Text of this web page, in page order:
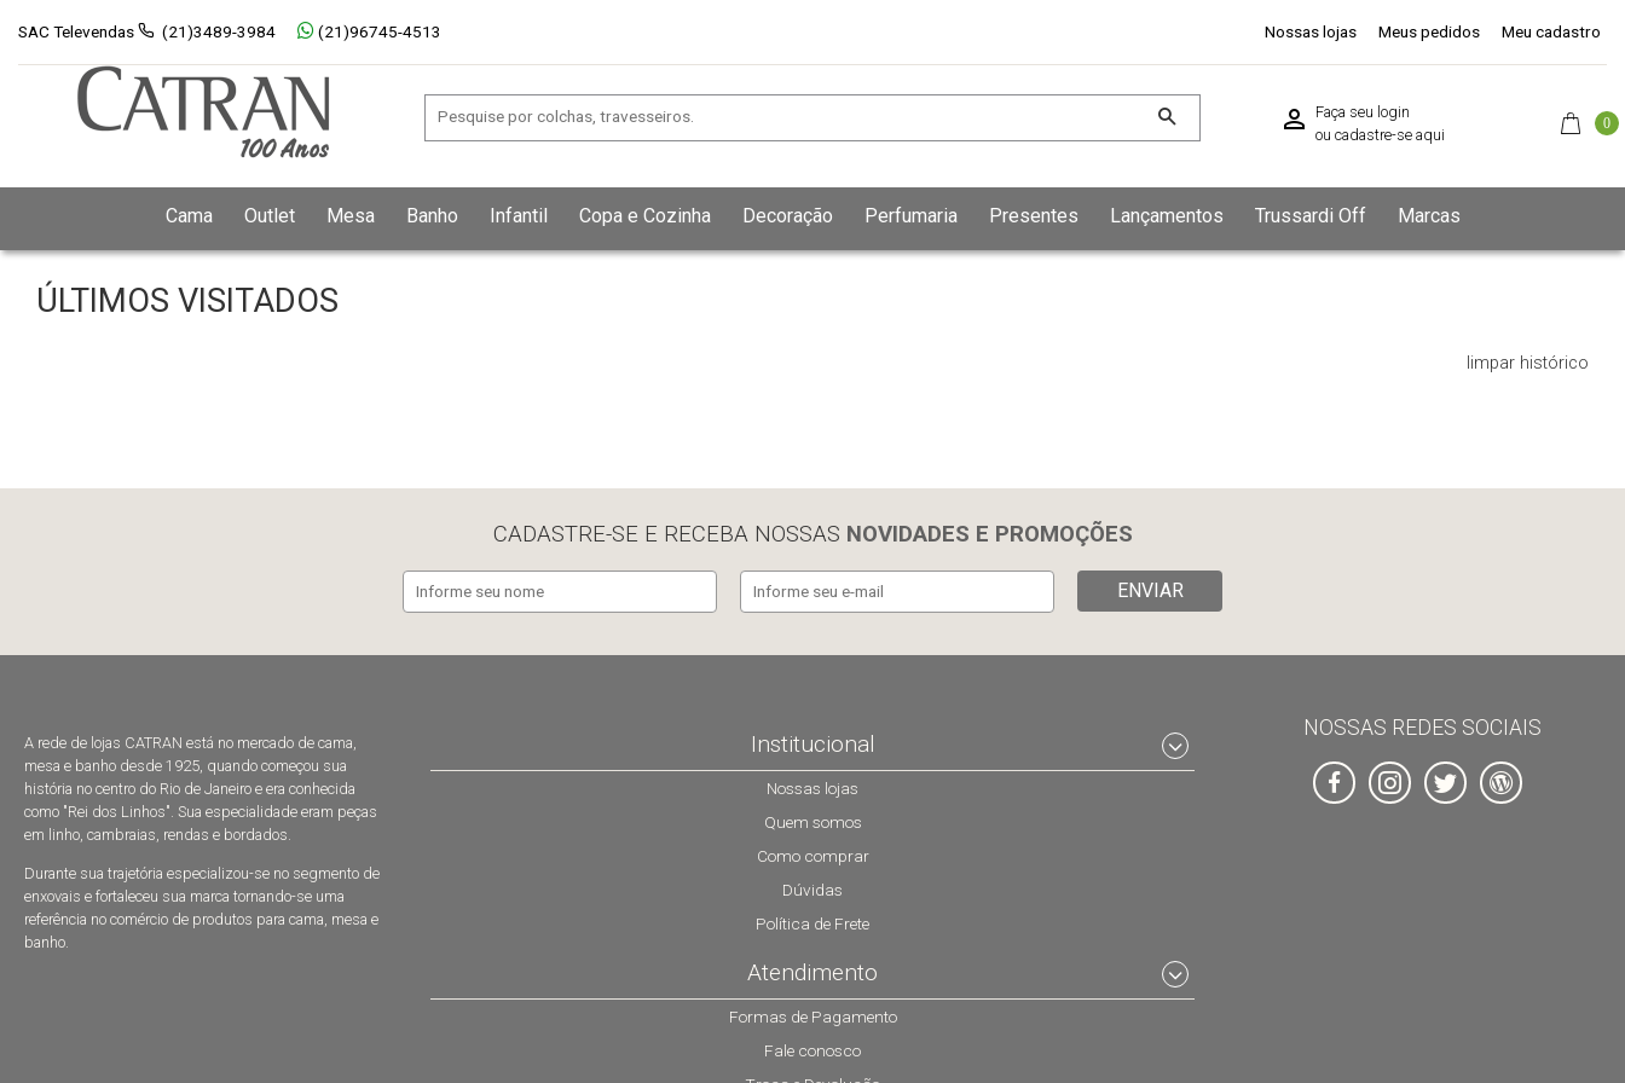
SAC Televendas (21)3489-3984 (21)96745-4513 Nossas lojas Meus pedidos Meu cadastro
Faça seu login
ou cadastre-se aqui
0
Cama Outlet Mesa Banho Infantil Copa e Cozinha Decoração Perfumaria Presentes Lançamentos Trussardi Off Marcas
ÚLTIMOS VISITADOS
limpar histórico
CADASTRE-SE E RECEBA NOSSAS NOVIDADES E PROMOÇÕES
ENVIAR
A rede de lojas CATRAN está no mercado de cama,
mesa e banho desde 1925, quando começou sua
história no centro do Rio de Janeiro e era conhecida
como "Rei dos Linhos". Sua especialidade eram peças
em linho, cambraias, rendas e bordados.
Durante sua trajetória especializou-se no segmento de
enxovais e fortaleceu sua marca tornando-se uma
referência no comércio de produtos para cama, mesa e
banho.
Institucional
Nossas lojas
Quem somos
Como comprar
Dúvidas
Política de Frete
Atendimento
Formas de Pagamento
Fale conosco
NOSSAS REDES SOCIAIS